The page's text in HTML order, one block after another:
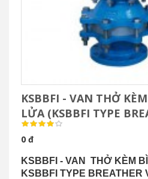
KSBBFI - VAN THỞ KÈM BÌNH NGĂN TIA
LỬA (KSBBFI TYPE
WITH FLAME ARRESTER.)
0 đ
KSBBFI - VAN THỞ KÈM
KSBBFI TYPE BREATHER